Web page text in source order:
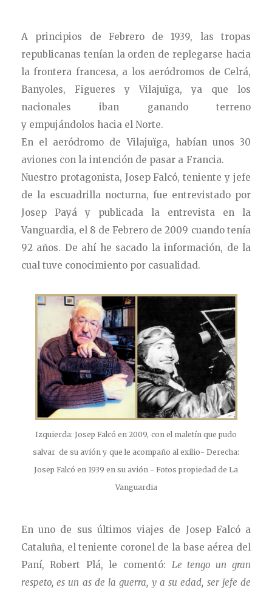
A principios de Febrero de 1939, las tropas
republicanas tenían la orden de replegarse hacia
la frontera francesa, a los aeródromos de Celrá,
Banyoles, Figueres y Vilajuïga, ya que los
nacionales iban ganando terreno
y empujándolos hacia el Norte.
En el aeródromo de Vilajuïga, habían unos 30
aviones con la intención de pasar a Francia.
Nuestro protagonista, Josep Falcó, teniente y jefe
de la escuadrilla nocturna, fue entrevistado por
Josep Payá y publicada la entrevista en la
Vanguardia, el 8 de Febrero de 2009 cuando tenía
92 años. De ahí he sacado la información, de la
cual tuve conocimiento por casualidad.
Izquierda: Josep Falcó en 2009, con el maletín que pudo
salvar de su avión y que le acompaño al exilio- Derecha:
Josep Falcó en 1939 en su avión - Fotos propiedad de La
Vanguardia
En uno de sus últimos viajes de Josep Falcó a
Cataluña, el teniente coronel de la base aérea del
Paní, Robert Plá, le comentó: Le tengo un gran
respeto, es un as de la guerra, y a su edad, ser jefe de